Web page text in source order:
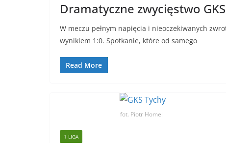
Dramatyczne zwycięstwo
W meczu pełnym napięcia i nieoczekiwanych
wynikiem 1:0. Spotkanie, które od samego
Read More
fot. Piotr Homel
1 LIGA